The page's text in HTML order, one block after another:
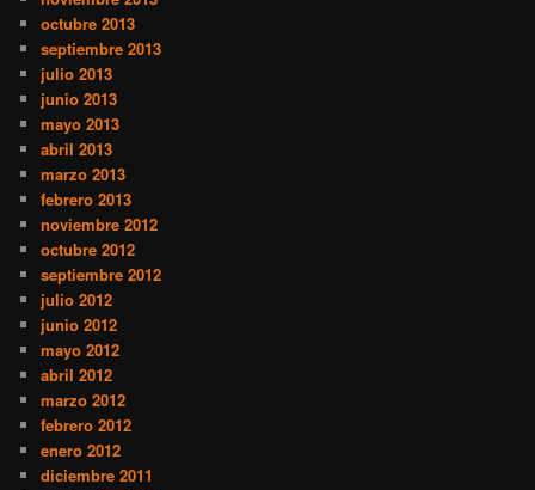
octubre 2013
septiembre 2013
julio 2013
junio 2013
mayo 2013
abril 2013
marzo 2013
febrero 2013
noviembre 2012
octubre 2012
septiembre 2012
julio 2012
junio 2012
mayo 2012
abril 2012
marzo 2012
febrero 2012
enero 2012
diciembre 2011